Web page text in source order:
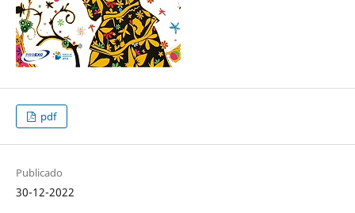
pdf
Publicado
30-12-2022